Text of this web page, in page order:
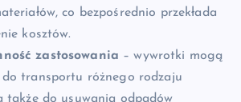
co bezpośrednio przekłada
kosztów.
zastosowania – wywrotki mogą
do transportu różnego rodzaju
także do usuwania odpadów